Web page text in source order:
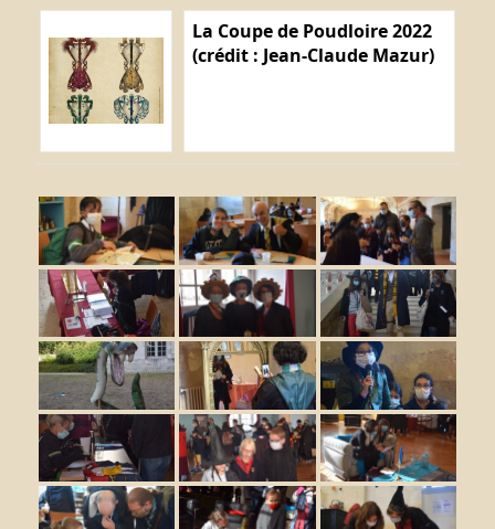
La Coupe de Poudloire 2022
(crédit : Jean-Claude Mazur)